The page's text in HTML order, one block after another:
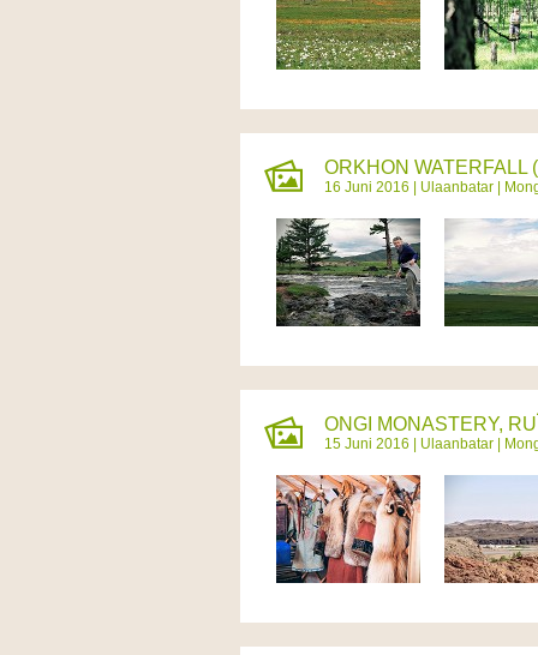
ORKHON WATERFALL
16 Juni 2016 | Ulaanbatar |
ONGI MONASTERY,
15 Juni 2016 | Ulaanbatar |